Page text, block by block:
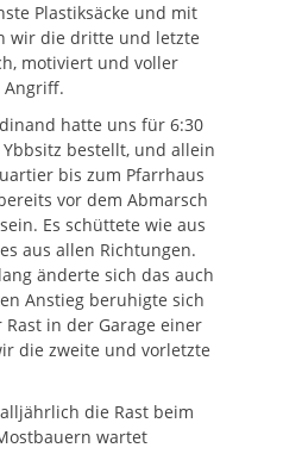
Plastiksäcke und mit
wir die dritte und letzte
motiviert und voller
Angriff.
hatte uns für 6:30
bestellt, und allein
bis zum Pfarrhaus
vor dem Abmarsch
Es schüttete wie aus
aus allen Richtungen.
änderte sich das auch
Anstieg beruhigte sich
in der Garage einer
die zweite und vorletzte
die Rast beim
wartet